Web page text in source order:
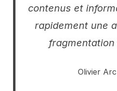
contenus et
rapidement une
Olivier